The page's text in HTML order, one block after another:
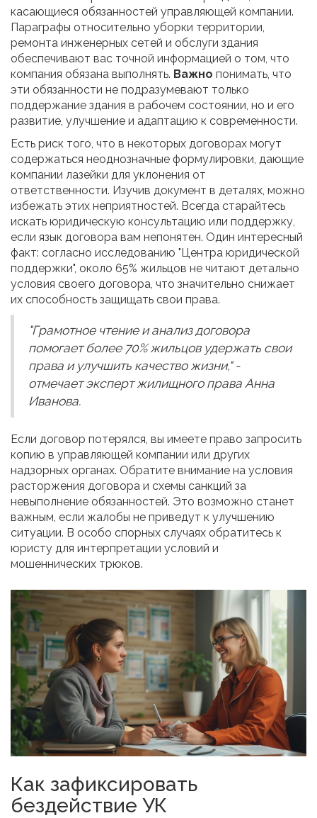
касающиеся обязанностей управляющей компании.
Параграфы относительно уборки территории,
ремонта инженерных сетей и обслуги здания
обеспечивают вас точной информацией о том, что
компания обязана выполнять. Важно понимать, что
эти обязанности не подразумевают только
поддержание здания в рабочем состоянии, но и его
развитие, улучшение и адаптацию к современности.
Есть риск того, что в некоторых договорах могут
содержаться неоднозначные формулировки, дающие
компании лазейки для уклонения от
ответственности. Изучив документ в деталях, можно
избежать этих неприятностей. Всегда старайтесь
искать юридическую консультацию или поддержку,
если язык договора вам непонятен. Один интересный
факт: согласно исследованию "Центра юридической
поддержки", около 65% жильцов не читают детально
условия своего договора, что значительно снижает
их способность защищать свои права.
"Грамотное чтение и анализ договора
помогает более 70% жильцов удержать свои
права и улучшить качество жизни," -
отмечает эксперт жилищного права Анна
Иванова.
Если договор потерялся, вы имеете право запросить
копию в управляющей компании или других
надзорных органах. Обратите внимание на условия
расторжения договора и схемы санкций за
невыполнение обязанностей. Это возможно станет
важным, если жалобы не приведут к улучшению
ситуации. В особо спорных случаях обратитесь к
юристу для интерпретации условий и
мошеннических трюков.
Как зафиксировать
бездействие УК